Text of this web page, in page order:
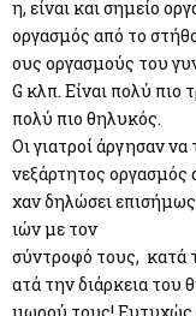
η, είναι και σημείο
oργασμός από το
ους οργασμούς του
G κλπ. Eίναι πολύ πιο
πολύ πιο θηλυκός.
Οι γιατροί άργησαν
νεξάρτητος οργασμός
χαν δηλώσει επισήμως
ιών με τον
σύντροφό τους, κατά
ατά την διάρκεια του